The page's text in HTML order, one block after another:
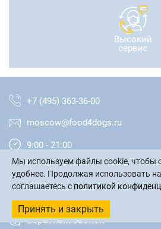
Высокий
сервис
+7 (495) 363-36-00
moscow@food4dogs.ru
9:00 - 21:00
Москва и МО
обратный звонок
Мы используем файлы cookie, чтобы
удобнее. Продолжая использовать
соглашаетесь с политикой
Принять и закрыть